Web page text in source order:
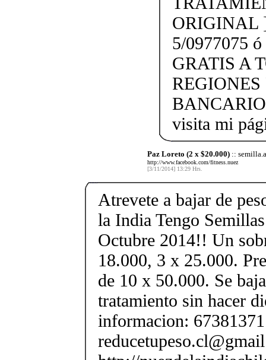
ORIGINAL
5/0977075
GRATIS A
visita mi
Paz Loreto (2 x $20.000)::
http://www.facebook.com/fitness.nuez
[3/11/2014] 13:29 Hrs.
Atrevete a bajar de
la India Tengo
Octubre 2014!! Un
18.000, 3 x 25.000.
de 10 x 50.000. Se
tratamiento sin hacer
informacion: